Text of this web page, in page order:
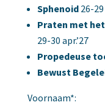
Sphenoid26-29
Praten met
29-30 apr.’27
Propedeuse
Bewust
Voornaam*: